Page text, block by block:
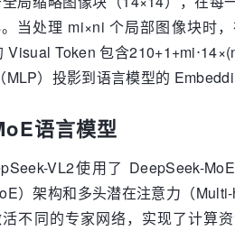
当处理 mi×ni 个局部图像块时
Visual Token 包含
MLP）投影到语言模型的
语言模型
VL2使用了 DeepSeek-
）架构和多头潜在注意力（
不同的专家网络，实现了计算